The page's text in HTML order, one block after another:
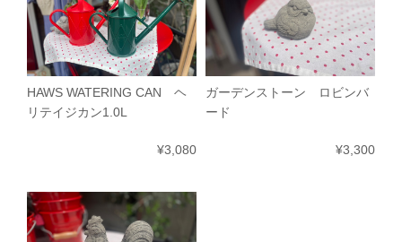
HAWS WATERING CAN ヘ
リテイジカン1.0L
¥3,080
ガーデンストーン ロビンバ
ード
¥3,300